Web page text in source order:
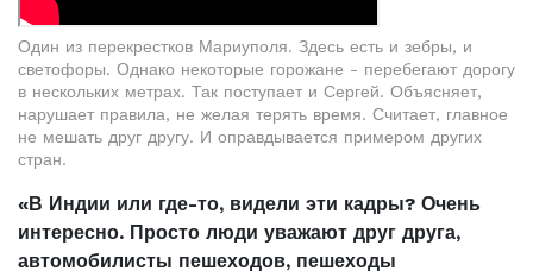
Один из перекрестков Мариуполя. Здесь есть и зебры, и
светофоры. Однако некоторые горожане - перебегают дорогу
в нескольких метрах. Так поступает и Сергей. Объясняет,
нарушает правила, не желая терять время. Считает, главное
не мешать друг другу. И оправдывается примером других
стран.
«В Индии или где-то, видели эти кадры? Очень
интересно. Просто люди уважают друг друга,
автомобилисты пешеходов, пешеходы